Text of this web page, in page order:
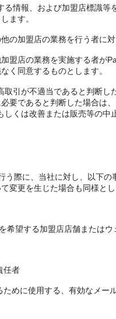
る情報、および加盟店標識
ます。
の加盟店の業務を行う者に
盟店の業務を実施する者が
く同意するものとします。
取引が不適当であると判断
要であると判断した場合は
しくは改善または販売等の
う際に、当社に対し、以下
変更を生じた場合も同様とし
希望する加盟店店舗またはウ
任者
めに使用する、有効なメー